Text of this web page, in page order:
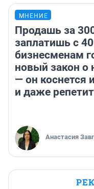
МНЕНИЕ
Продашь за
заплатишь с
бизнесменам
новый закон о
— он коснется
и даже
Анастасия